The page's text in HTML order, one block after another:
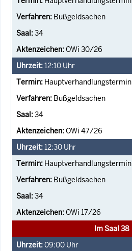
Bußgeldsachen
34
OWi 30/26
12:10 Uhr
Hauptverhandlungstermin
Bußgeldsachen
34
OWi 47/26
12:30 Uhr
Hauptverhandlungstermin
Bußgeldsachen
34
OWi 17/26
Im Saal 38
09:00 Uhr